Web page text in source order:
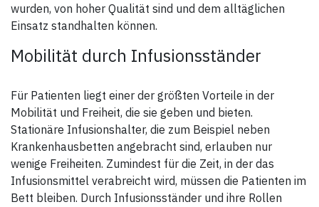
wurden, von hoher Qualität sind und dem alltäglichen
Einsatz standhalten können.
Mobilität durch Infusionsständer
Für Patienten liegt einer der größten Vorteile in der
Mobilität und Freiheit, die sie geben und bieten.
Stationäre Infusionshalter, die zum Beispiel neben
Krankenhausbetten angebracht sind, erlauben nur
wenige Freiheiten. Zumindest für die Zeit, in der das
Infusionsmittel verabreicht wird, müssen die Patienten im
Bett bleiben. Durch Infusionsständer und ihre Rollen